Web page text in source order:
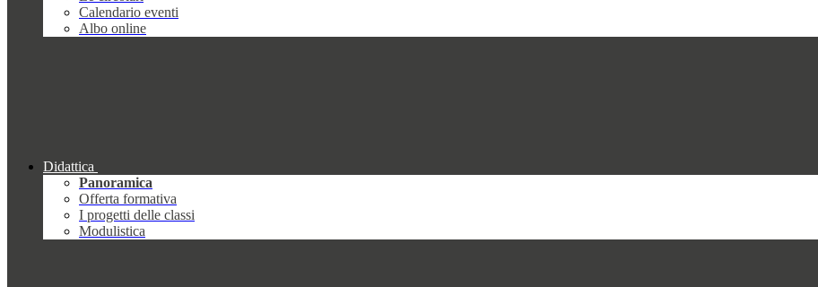
Calendario eventi
Albo online
Didattica
Panoramica
Offerta formativa
I progetti delle classi
Modulistica